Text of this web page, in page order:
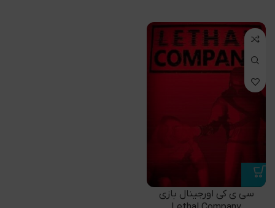
سی ی کی اورجینال بازی